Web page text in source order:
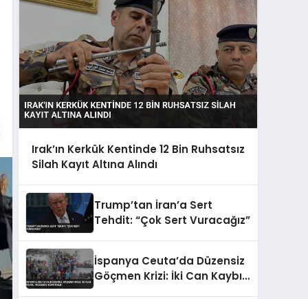
Irak’ın Kerkük Kentinde 12 Bin Ruhsatsız
Silah Kayıt Altına Alındı
Trump’tan İran’a Sert
Tehdit: “Çok Sert Vuracağız”
İspanya Ceuta’da Düzensiz
Göçmen Krizi: İki Can Kaybı,